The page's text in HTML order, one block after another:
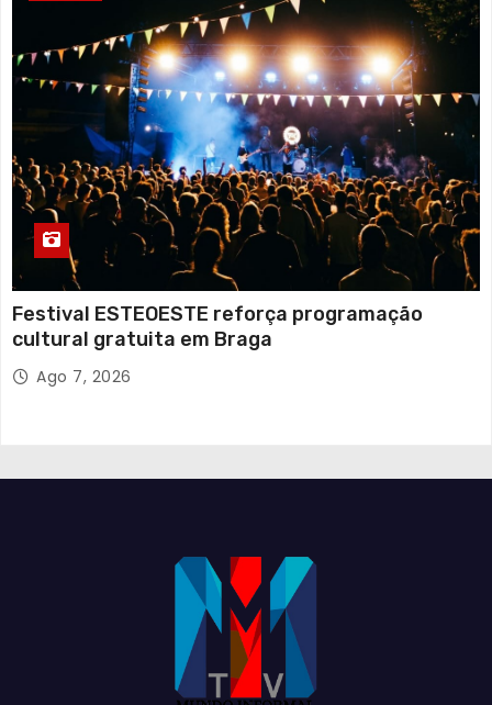
Festival ESTEOESTE reforça programação
cultural gratuita em Braga
Ago 7, 2026